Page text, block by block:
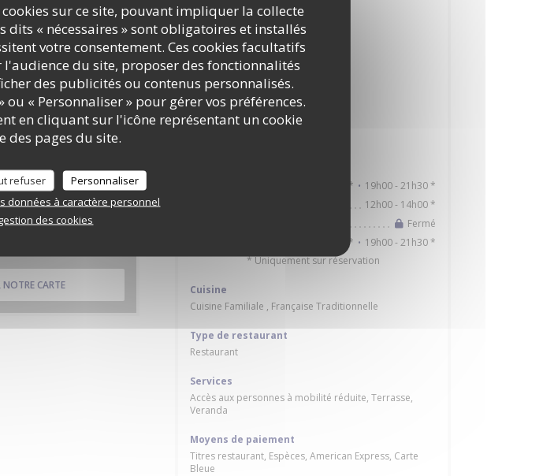
sur ce site, pouvant impliquer la collecte
dits « nécessaires » sont obligatoires et installés
votre consentement. Ces cookies facultatifs
du site, proposer des fonctionnalités
des publicités ou contenus personnalisés.
« Personnaliser » pour gérer vos préférences.
en cliquant sur l'icône représentant un cookie
des pages du site.
refuser
Personnaliser
données à caractère personnel
des cookies
sur la liste d'opposition au
notre politique de
NOTRE CARTE
Station de vélos
à proximité
à proximité
Parking
12h00 - 14h00 * • 19h00 - 21h30 *
12h00 - 14h00 *
Fermé
12h00 - 14h00 * • 19h00 - 21h30 *
* Uniquement sur réservation
Cuisine
Cuisine Familiale , Française Traditionnelle
Type de restaurant
Restaurant
Services
Accès aux personnes à mobilité réduite, Terrasse,
Veranda
Moyens de paiement
Titres restaurant, Espèces, American Express, Carte
Bleue